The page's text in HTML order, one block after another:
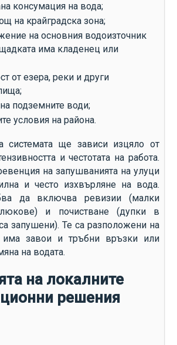
консумация на вода;
на крайградска зона;
на основния водоизточник
има кладенец или
от езера, реки и други
подземните води;
условия на района.
системата ще зависи изцяло от
и честотата на работа.
на запушванията на улуци
и често изхвърляне на вода.
да включва ревизии (малки
люкове) и почистване (дупки в
запушени). Те са разположени на
има завои и тръбни връзки или
на водата.
на локалните
решения